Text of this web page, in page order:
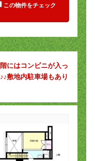
この物件をチェック
にはコンビニが入っ
敷地内駐車場もあり